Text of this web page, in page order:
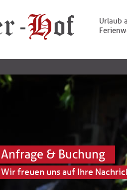
Urlaub
Anfrage & Buchung
Wir freuen uns auf Ihre